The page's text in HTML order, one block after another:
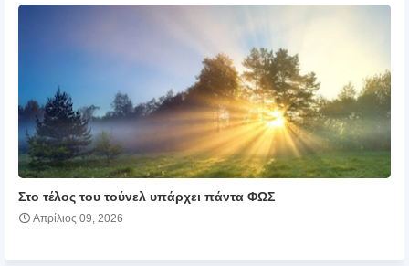
Στο τέλος του τούνελ υπάρχει πάντα ΦΩΣ
Απρίλιος 09, 2026